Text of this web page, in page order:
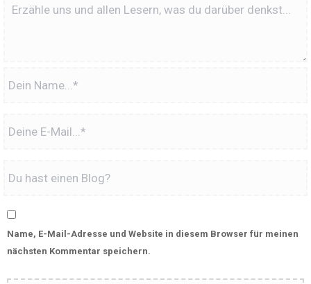
Name, E-Mail-Adresse und Website in diesem Browser für meinen
nächsten Kommentar speichern.